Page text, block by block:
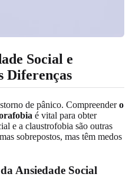
Social e
Diferenças
de pânico. Compreendero
é vital para obter
e a claustrofobia são outras
sobrepostos, mas têm medos
Ansiedade Social